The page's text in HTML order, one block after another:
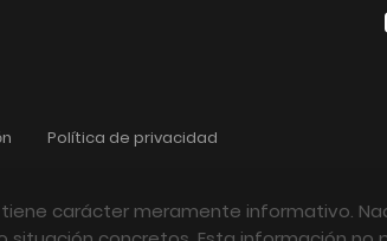
Política de privacidad
carácter meramente informativo.